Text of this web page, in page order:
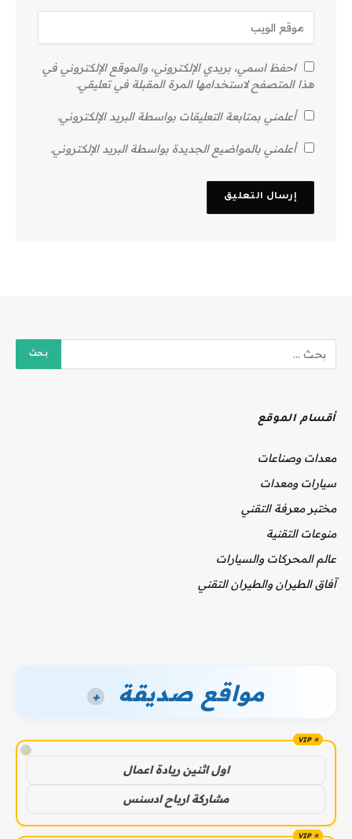
احفظ اسمي، بريدي الإلكتروني، والموقع الإلكتروني في
هذا المتصفح لاستخدامها المرة المقبلة في تعليقي.
أعلمني بمتابعة التعليقات بواسطة البريد الإلكتروني.
أعلمني بالمواضيع الجديدة بواسطة البريد الإلكتروني.
أقسام الموقع
معدات وصناعات
سيارات ومعدات
مختبر معرفة التقني
منوعات التقنية
عالم المحركات والسيارات
آفاق الطيران والطيران التقني
مواقع صديقة +
!
اول اثنين ريادة اعمال
مشاركة ارباح ادسنس